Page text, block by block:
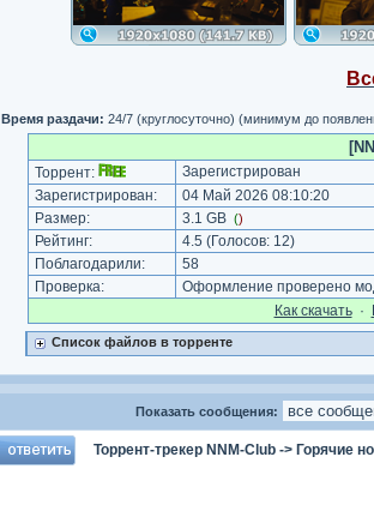
Время раздачи: 24/7 (круглосуточно) (минимум до
Торрент:
Зарегистрирован
Зарегистрирован:
04 Май 2026 08:10:20
Размер:
3.1 GB ()
Рейтинг: 4.5 (Голосов: 12)
Поблагодарили:
58
Проверка:
Оформление проверено
Как cкачать·
Список файлов в торренте
Показать сообщения:
Торрент-трекер NNM-Club -> Горячие